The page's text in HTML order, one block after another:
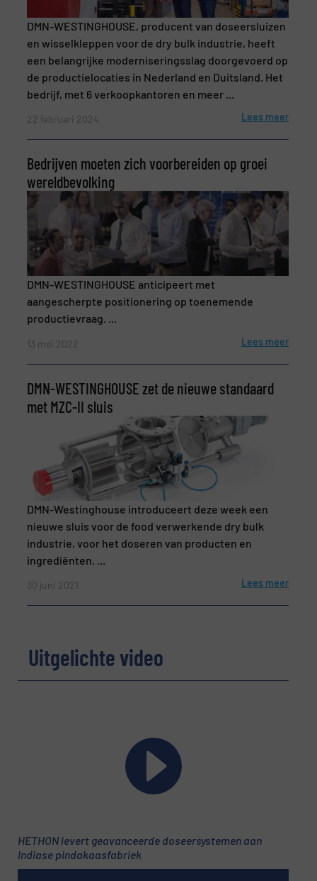
Nieuwsbrief
Ja, schrijf mij in voor de BulkTech
nieuwsbrieven.
CAPTCHA
VERSTUREN
DMN-WESTINGHOUSE, producent van doseersluizen
en wisselkleppen voor de dry bulk industrie, heeft
een belangrijke moderniseringsslag doorgevoerd op
de productielocaties in Nederland en Duitsland. Het
bedrijf, met 6 verkoopkantoren en meer ...
22 februari 2024 Lees meer
Bedrijven moeten zich voorbereiden op groei
wereldbevolking
DMN-WESTINGHOUSE anticipeert met
aangescherpte positionering op toenemende
productievraag. ...
13 mei 2022 Lees meer
DMN-WESTINGHOUSE zet de nieuwe standaard
met MZC-II sluis
DMN-Westinghouse introduceert deze week een
nieuwe sluis voor de food verwerkende dry bulk
industrie, voor het doseren van producten en
ingrediënten. ...
30 juni 2021 Lees meer
Uitgelichte video
HETHON levert geavanceerde doseersystemen aan
Indiase pindakaasfabriek